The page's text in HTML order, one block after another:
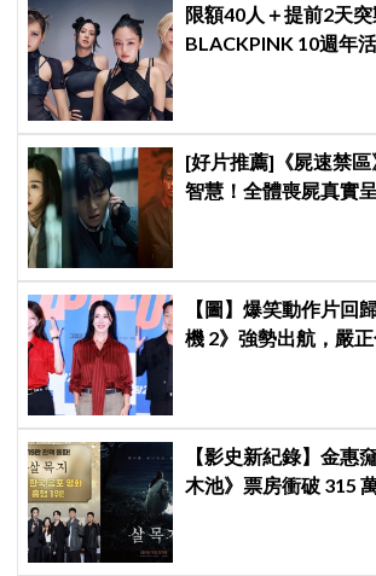
限額40人＋提前2天突
BLACKPINK 10週年
[好片推薦]《屍速禁
智慧！全體喪屍真實
【圖】爆笑動作片回
機 2》強勢出航，嚴
【影史新紀錄】金惠
木池》票房衝破 315